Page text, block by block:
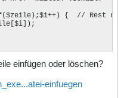
einfügen oder löschen?
einfuegen